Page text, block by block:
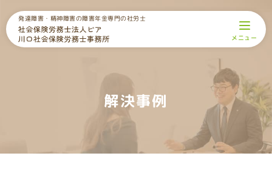
発達障害・精神障害の障害年金専門の社労士
メニュー
解決事例
トップページ
研修・講師の実績